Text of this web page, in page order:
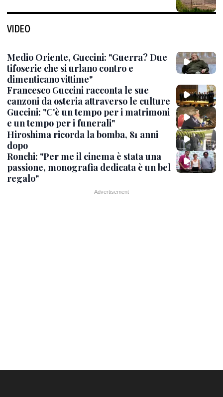
VIDEO
Medio Oriente, Guccini: "Guerra? Due
tifoserie che si urlano contro e
dimenticano vittime"
Francesco Guccini racconta le sue
canzoni da osteria attraverso le culture
Guccini: "C'è un tempo per i matrimoni
e un tempo per i funerali"
Hiroshima ricorda la bomba, 81 anni
dopo
Ronchi: "Per me il cinema è stata una
passione, monografia dedicata è un bel
regalo"